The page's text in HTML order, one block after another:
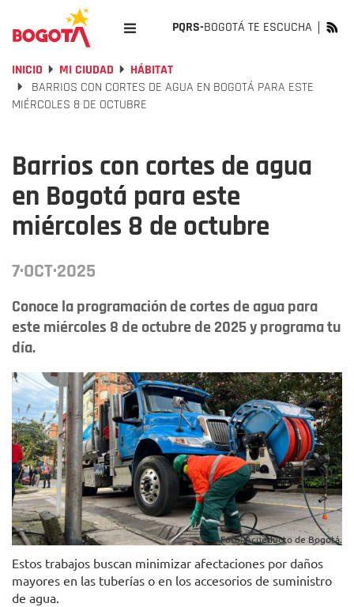
PQRS-BOGOTÁ TE ESCUCHA
INICIO MI CIUDAD
HÁBITAT
BARRIOS CON CORTES DE AGUA EN BOGOTÁ PARA ESTE
MIÉRCOLES 8 DE OCTUBRE
Barrios con cortes de agua
en Bogotá para este
miércoles 8 de octubre
7·OCT·2025
Conoce la programación de cortes de agua para
este miércoles 8 de octubre de 2025 y programa tu
día.
Foto: Acueducto de Bogotá.
Estos trabajos buscan minimizar afectaciones por daños
mayores en las tuberías o en los accesorios de suministro
de agua.